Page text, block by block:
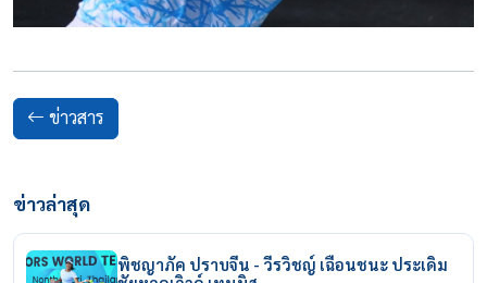
ข่าวสาร
ข่าวล่าสุด
พิชญาภัค ปราบจีน - วีรวิชญ์ เฉือนชนะ ประเดิม